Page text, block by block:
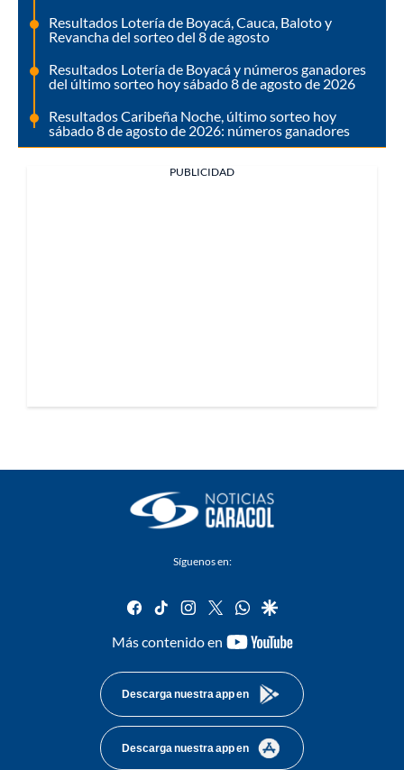
Resultados Lotería de Boyacá, Cauca, Baloto y
Revancha del sorteo del 8 de agosto
Resultados Lotería de Boyacá y números ganadores
del último sorteo hoy sábado 8 de agosto de 2026
Resultados Caribeña Noche, último sorteo hoy
sábado 8 de agosto de 2026: números ganadores
PUBLICIDAD
Síguenos en:
facebook
tiktok instagram
twitterwhatsapp
google
Más contenido en
youtube-
Descarga nuestra app en
Descarga nuestra app en